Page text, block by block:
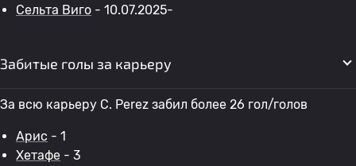
Сельта Виго - 10.07.2025-
Забитые голы за карьеру
За всю карьеру C. Perez забил более 26 гол/голов
Арис - 1
Хетафе - 3